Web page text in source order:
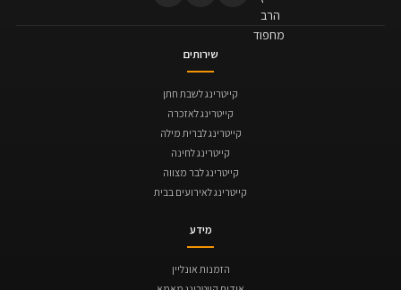
שירותים
קייטרינג לשבת חתן
קייטרינג לאזכרה
קייטרינג לברית מילה
קייטרינג לחינה
קייטרינג לבר מצווה
קייטרינג לאירועים בבית
מידע
הזמנות אונליין